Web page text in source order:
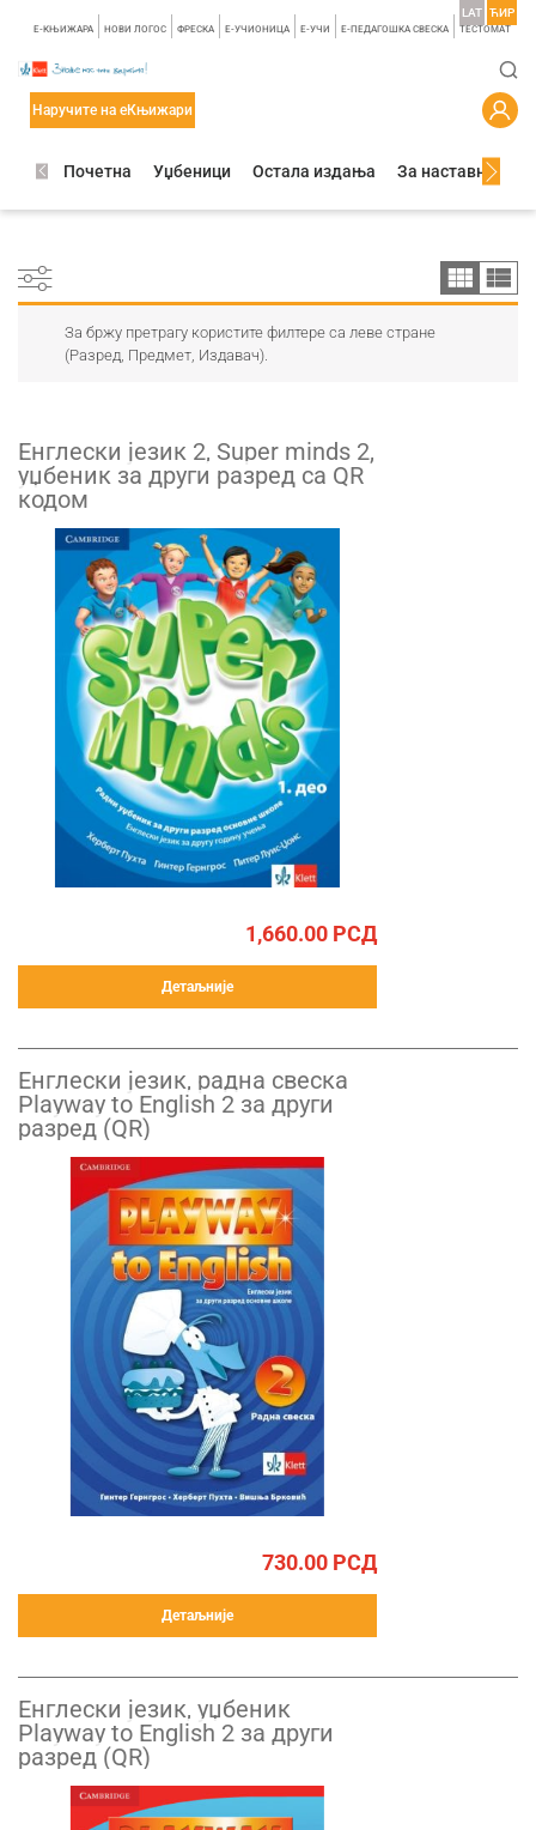
E-КЊИЖАРА НОВИ ЛОГОС ФРЕСКА E-УЧИОНИЦА E-УЧИ Е-ПЕДАГОШКА СВЕСКА TЕСТОМАТ
LAT ЋИР
Наручите на еКњижари
Почетна Уџбеници Остала издања За наставнике
За бржу претрагу користите филтере са леве стране
(Разред, Предмет, Издавач).
Енглески језик 2, Super minds 2,
уџбеник за други разред са QR
кодом
1,660.00 РСД
Детаљније
Енглески језик, радна свеска
Playway to English 2 за други
разред (QR)
730.00 РСД
Детаљније
Енглески језик, уџбеник
Playway to English 2 за други
разред (QR)